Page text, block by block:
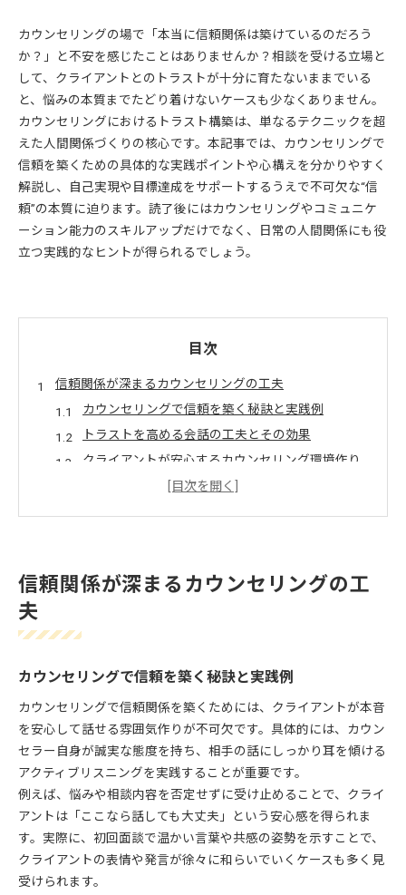
カウンセリングの場で「本当に信頼関係は築けているのだろう
か？」と不安を感じたことはありませんか？相談を受ける立場と
して、クライアントとのトラストが十分に育たないままでいる
と、悩みの本質までたどり着けないケースも少なくありません。
カウンセリングにおけるトラスト構築は、単なるテクニックを超
えた人間関係づくりの核心です。本記事では、カウンセリングで
信頼を築くための具体的な実践ポイントや心構えを分かりやすく
解説し、自己実現や目標達成をサポートするうえで不可欠な“信
頼”の本質に迫ります。読了後にはカウンセリングやコミュニケ
ーション能力のスキルアップだけでなく、日常の人間関係にも役
立つ実践的なヒントが得られるでしょう。
目次
信頼関係が深まるカウンセリングの工夫
カウンセリングで信頼を築く秘訣と実践例
トラストを高める会話の工夫とその効果
クライアントが安心するカウンセリング環境作り
カウンセリングにおける信頼構築の基本的アプロ
カウンセリングで信頼が芽生える場面に注目
ング
トラストが形成される会話の特徴を解説
安心感を築くための会話術を解説
カウンセリングで安心感を生む会話術の基本
信頼を深めるためのカウンセリング話法のコツ
トラストを育むカウンセリングの会話の流れ
クライアントが安心できる言葉選びと伝え方
安心感を高めるカウンセリングの聞き方実践
クライアントとの信頼構築が成否を分ける理由
信頼関係が深まるカウンセリングの工
夫
カウンセリングで信頼を築く秘訣と実践例
カウンセリングで信頼関係を築くためには、クライアントが本音
を安心して話せる雰囲気作りが不可欠です。具体的には、カウン
セラー自身が誠実な態度を持ち、相手の話にしっかり耳を傾ける
アクティブリスニングを実践することが重要です。
例えば、悩みや相談内容を否定せずに受け止めることで、クライ
アントは「ここなら話しても大丈夫」という安心感を得られま
す。実際に、初回面談で温かい言葉や共感の姿勢を示すことで、
クライアントの表情や発言が徐々に和らいでいくケースも多く見
受けられます。